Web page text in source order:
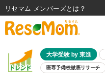
大学受験 by 東進
医専予備校徹底リサーチ
リセマム メンバーズ